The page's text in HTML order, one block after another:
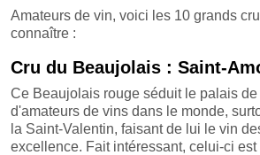
Amateurs de vin, voici les 10 grands
connaître :
Cru du Beaujolais : Saint-
Ce Beaujolais rouge séduit le palais
d'amateurs de vins dans le monde,
la Saint-Valentin, faisant de lui le vin
excellence. Fait intéressant, celui-ci